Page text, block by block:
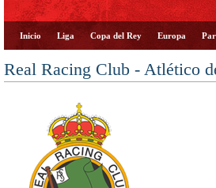
Inicio Liga Copa del Rey Europa
Real Racing Club - Atlético